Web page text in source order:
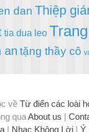
dan Thiệp
tia dua leo
an tặng thầy cô
về Từ điển các loài
quaAbout us |
| Nhạc Không Lời| Ý